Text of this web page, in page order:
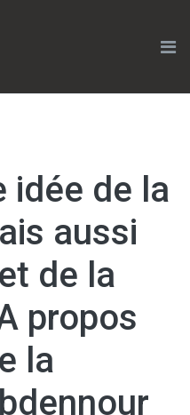
idée de la
aussi
de la
propos
la